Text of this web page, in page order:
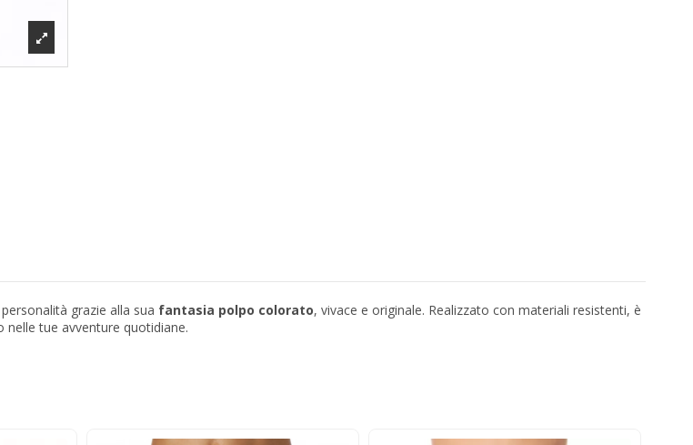
grazie alla sua fantasia polpo colorato, vivace e originale. Realizzato con materiali resistenti, è
tue avventure quotidiane.